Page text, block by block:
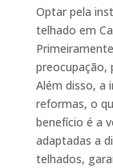
Optar pela
telhado em
preocupação,
Além disso, a
reformas, o
benefício é a
adaptadas a
telhados,